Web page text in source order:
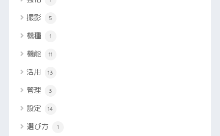
撮影 5
機種 1
機能 11
活用 13
管理 3
設定 14
選び方 1